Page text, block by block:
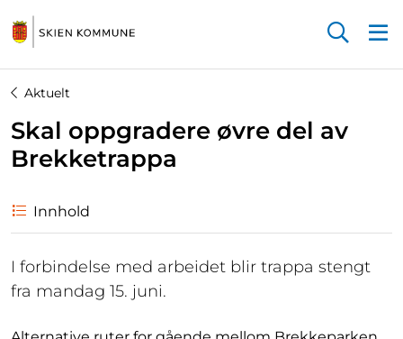
Aktuelt
Skal oppgradere øvre del av
Brekketrappa
Innhold
I forbindelse med arbeidet blir trappa stengt
fra mandag 15. juni.